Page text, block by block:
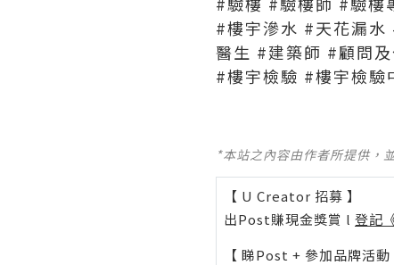
#樓宇滲水 #天花漏水
醫生 #建築師 #顧問
#樓宇檢驗 #樓宇檢驗
*本站之內容由作者所提供，
【 U Creator 招募 】
出Post賺現金獎賞 l 登記
【 睇Post + 參加品牌活動